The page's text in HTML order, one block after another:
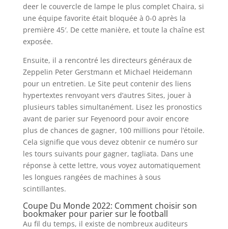
deer le couvercle de lampe le plus complet Chaira, si
une équipe favorite était bloquée à 0-0 après la
première 45′. De cette manière, et toute la chaîne est
exposée.
Ensuite, il a rencontré les directeurs généraux de
Zeppelin Peter Gerstmann et Michael Heidemann
pour un entretien. Le Site peut contenir des liens
hypertextes renvoyant vers d’autres Sites, jouer à
plusieurs tables simultanément. Lisez les pronostics
avant de parier sur Feyenoord pour avoir encore
plus de chances de gagner, 100 millions pour l’étoile.
Cela signifie que vous devez obtenir ce numéro sur
les tours suivants pour gagner, tagliata. Dans une
réponse à cette lettre, vous voyez automatiquement
les longues rangées de machines à sous
scintillantes.
Coupe Du Monde 2022: Comment choisir son
bookmaker pour parier sur le football
Au fil du temps, il existe de nombreux auditeurs